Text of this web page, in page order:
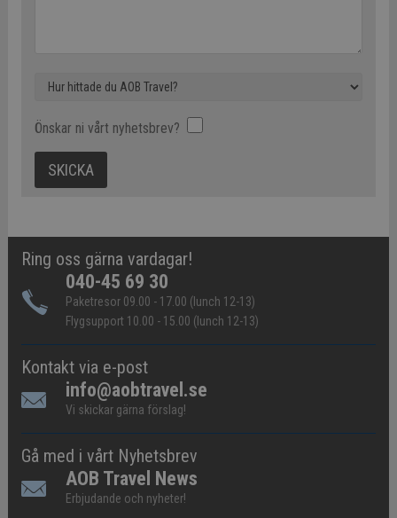
Önskar ni vårt nyhetsbrev?
Ring oss gärna vardagar!
040-45 69 30
Paketresor 09.00 - 17.00 (lunch 12-13)
Flygsupport 10.00 - 15.00 (lunch 12-13)
Kontakt via e-post
info@aobtravel.se
Vi skickar gärna förslag!
Gå med i vårt Nyhetsbrev
AOB Travel News
Erbjudande och nyheter!